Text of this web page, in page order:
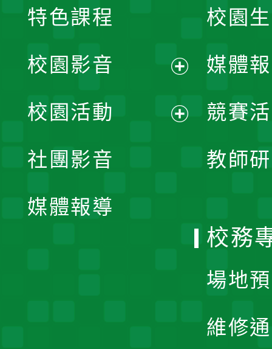
校園
媒體
競賽
教師
特色課程
校園影音
開
校園活動
社團影音
媒體報導
校務
場地
維修